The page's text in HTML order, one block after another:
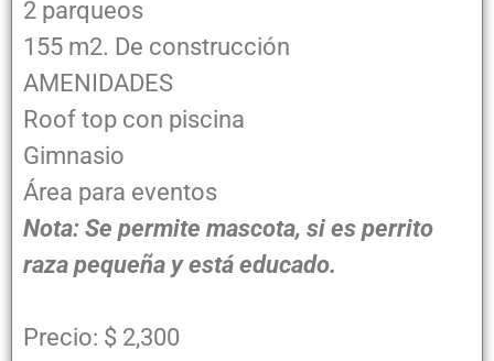
2 parqueos
155 m2. De construcción
AMENIDADES
Roof top con piscina
Gimnasio
Área para eventos
Nota: Se permite mascota, si es perrito
raza pequeña y está educado.
Precio: $ 2,300